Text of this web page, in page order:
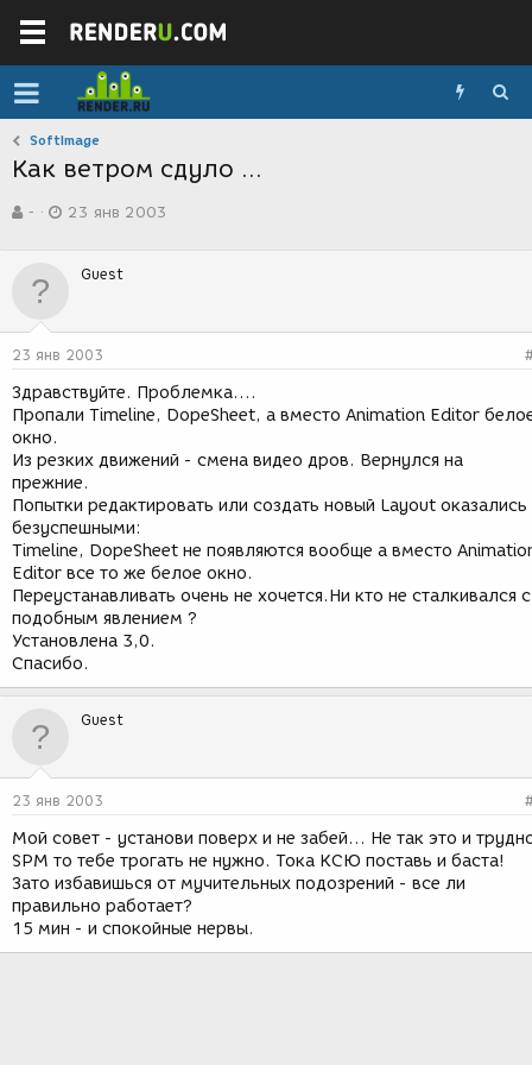
SoftImage
Как ветром сдуло ...
в
р
м
-
а
д
н
и
23 янв 2003
Guest
23 янв 2003
Здравствуйте. Проблемка....
Пропали Timeline, DopeSheet, а вместо Animation Editor
окно.
Из резких движений - смена видео дров. Вернулся на
прежние.
Попытки редактировать или создать новый Layout оказались
безуспешными:
Timeline, DopeSheet не появляются вообще а вместо
Editor все то же белое окно.
Переустанавливать очень не хочется.Ни кто не сталкивался с
подобным явлением ?
Установлена 3,0.
Спасибо.
Guest
23 янв 2003
Мой совет - установи поверх и не забей... Не так это и
SPM то тебе трогать не нужно. Тока КСЮ поставь и баста!
Зато избавишься от мучительных подозрений - все ли
правильно работает?
15 мин - и спокойные нервы.